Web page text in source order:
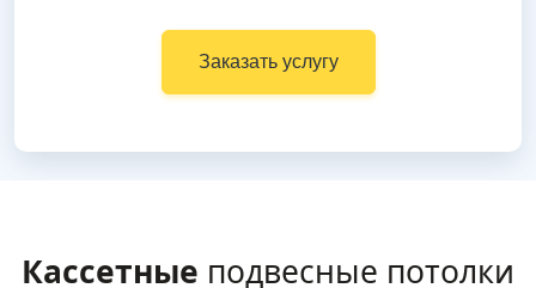
Заказать услугу
Кассетные подвесные потолки